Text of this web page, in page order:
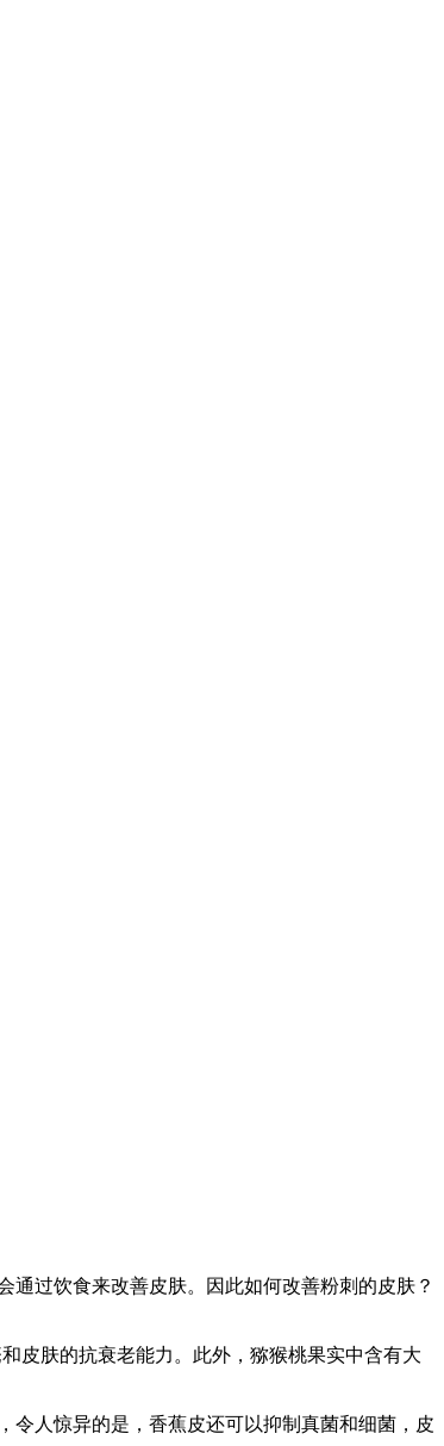
过饮食来改善皮肤。因此如何改善粉刺的皮肤？
皮肤的抗衰老能力。此外，猕猴桃果实中含有大
令人惊异的是，香蕉皮还可以抑制真菌和细菌，皮